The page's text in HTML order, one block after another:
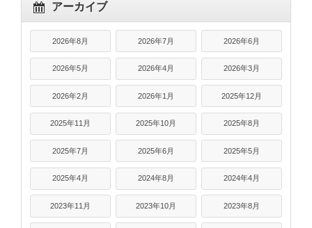
アーカイブ
2026年8月 2026年7月 2026年6月
2026年5月 2026年4月 2026年3月
2026年2月 2026年1月 2025年12月
2025年11月 2025年10月 2025年8月
2025年7月 2025年6月 2025年5月
2025年4月 2024年8月 2024年4月
2023年11月 2023年10月 2023年8月